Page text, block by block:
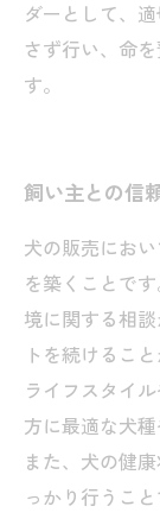
ダーとして、
さず行い、命
す。
飼い主との信
犬の販売にお
を築くことで
境に関する相
トを続けるこ
ライフスタイ
方に最適な犬
また、犬の健
っかり行うこ